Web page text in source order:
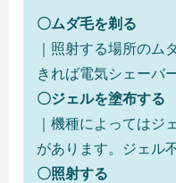
〇ムダ毛を剃る
｜照射する場所のム
きれば電気シェーバ
〇ジェルを塗布する
｜機種によってはジ
があります。ジェル
〇照射する